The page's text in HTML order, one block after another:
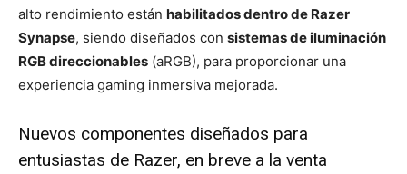
alto rendimiento están habilitados dentro de Razer
Synapse, siendo diseñados con sistemas de iluminación
RGB direccionables (aRGB), para proporcionar una
experiencia gaming inmersiva mejorada.
Nuevos componentes diseñados para
entusiastas de Razer, en breve a la venta